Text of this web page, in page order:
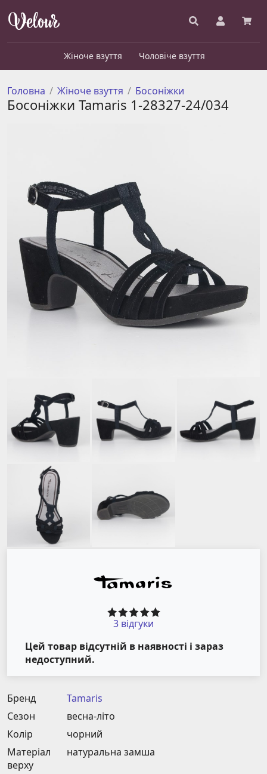
Жіноче взуття Чоловіче взуття
Головна Жіноче взуття Босоніжки
Босоніжки Tamaris 1-28327-24/034
3 відгуки
Цей товар відсутній в наявності і зараз
недоступний.
Бренд
Tamaris
Сезон
весна-літо
Колір
чорний
Матеріал
верху
натуральна замша